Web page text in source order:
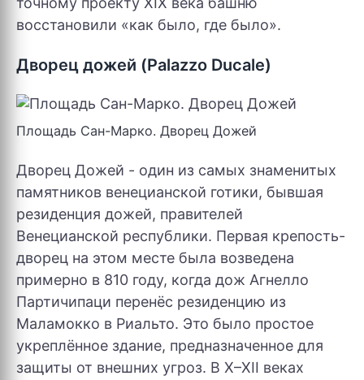
восстановили «как было, где было».
Дворец дожей (Palazzo Ducale)
Площадь Сан-Марко. Дворец Дожей
Дворец Дожей - один из самых знаменитых
памятников венецианской готики, бывшая
резиденция дожей, правителей
Венецианской республики. Первая крепость-
дворец на этом месте была возведена
примерно в 810 году, когда дож Агнелло
Партичипаци перенёс резиденцию из
Маламокко в Риальто. Это было простое
укреплённое здание, предназначенное для
защиты от внешних угроз. В X–XII веках